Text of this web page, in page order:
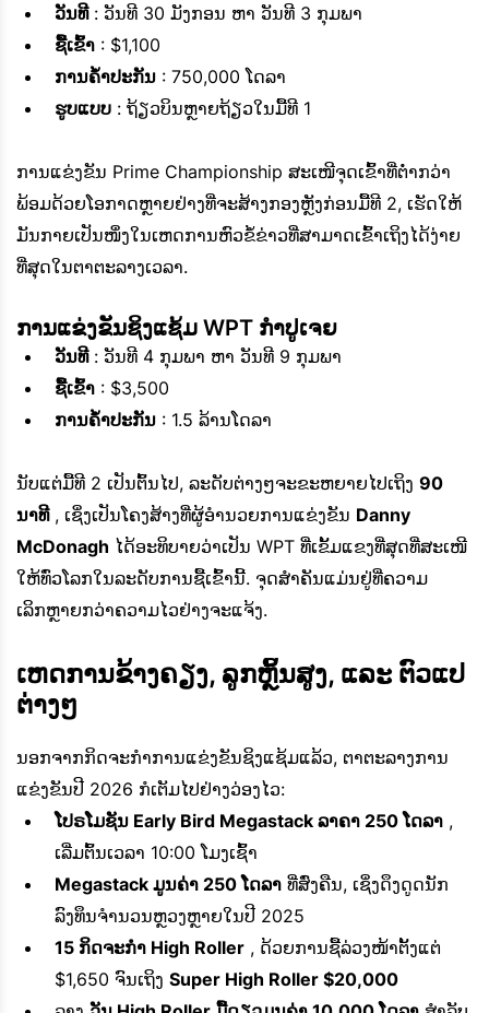
ວັນທີ: ວັນທີ 30 ມັງກອນ ຫາ ວັນທີ 3 ກຸມພາ
ຊື້ເຂົ້າ : $1,100
ການຄ້ຳປະກັນ : 750,000 ໂດລາ
ຮູບແບບ : ຖ້ຽວບິນຫຼາຍຖ້ຽວໃນມື້ທີ 1
ການແຂ່ງຂັນ Prime Championship ສະເໜີຈຸດເຂົ້າທີ່ຕ່ຳກວ່າ
ພ້ອມດ້ວຍໂອກາດຫຼາຍຢ່າງທີ່ຈະສ້າງກອງຫຼັງກ່ອນມື້ທີ 2, ເຮັດໃຫ້
ມັນກາຍເປັນໜຶ່ງໃນເຫດການຫົວຂໍ້ຂ່າວທີ່ສາມາດເຂົ້າເຖິງໄດ້ງ່າຍ
ທີ່ສຸດໃນຕາຕະລາງເວລາ.
ການແຂ່ງຂັນຊິງແຊ້ມ WPT ກຳປູເຈຍ
ວັນທີ: ວັນທີ 4 ກຸມພາ ຫາ ວັນທີ 9 ກຸມພາ
ຊື້ເຂົ້າ : $3,500
ການຄ້ຳປະກັນ : 1.5 ລ້ານໂດລາ
ນັບແຕ່ມື້ທີ 2 ເປັນຕົ້ນໄປ, ລະດັບຕ່າງໆຈະຂະຫຍາຍໄປເຖິງ 90
ນາທີ, ເຊິ່ງເປັນໂຄງສ້າງທີ່ຜູ້ອຳນວຍການແຂ່ງຂັນ Danny
McDonagh ໄດ້ອະທິບາຍວ່າເປັນ WPT ທີ່ເຂັ້ມແຂງທີ່ສຸດທີ່ສະເໜີ
ໃຫ້ທົ່ວໂລກໃນລະດັບການຊື້ເຂົ້ານີ້. ຈຸດສຳຄັນແມ່ນຢູ່ທີ່ຄວາມ
ເລິກຫຼາຍກວ່າຄວາມໄວຢ່າງຈະແຈ້ງ.
ເຫດການຂ້າງຄຽງ, ລູກຫຼິ້ນສູງ, ແລະ ຕົວແປ
ຕ່າງໆ
ນອກຈາກກິດຈະກຳການແຂ່ງຂັນຊິງແຊ້ມແລ້ວ, ຕາຕະລາງການ
ແຂ່ງຂັນປີ 2026 ກໍເຕັມໄປຢ່າງວ່ອງໄວ:
ໂປຣໂມຊັນ Early Bird Megastack ລາຄາ 250 ໂດລາ ,
ເລີ່ມຕົ້ນເວລາ 10:00 ໂມງເຊົ້າ
Megastack ມູນຄ່າ 250 ໂດລາ ທີ່ສົ່ງຄືນ, ເຊິ່ງດຶງດູດນັກ
ລົງທຶນຈຳນວນຫຼວງຫຼາຍໃນປີ 2025
15 ກິດຈະກຳ High Roller , ດ້ວຍການຊື້ລ່ວງໜ້າຕັ້ງແຕ່
$1,650 ຈົນເຖິງ Super High Roller $20,000